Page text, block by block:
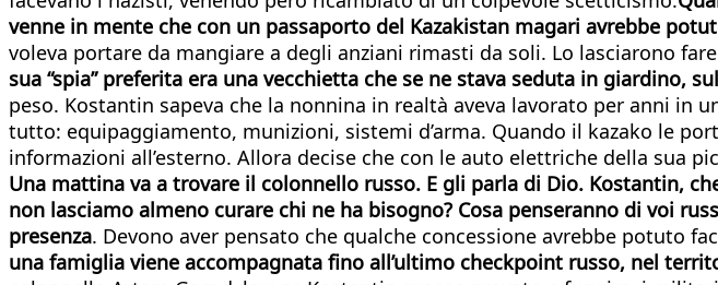
venne in mente che con un passaporto del Kazakistan magari avrebbe
voleva portare da mangiare a degli anziani rimasti da soli. Lo lasciarono
sua “spia” preferita era una vecchietta che se ne stava seduta in giardino,
peso. Kostantin sapeva che la nonnina in realtà aveva lavorato per anni in
tutto: equipaggiamento, munizioni, sistemi d’arma. Quando il kazako le
informazioni all’esterno. Allora decise che con le auto elettriche della sua
Una mattina va a trovare il colonnello russo. E gli parla di Dio. Kostantin,
non lasciamo almeno curare chi ne ha bisogno? Cosa penseranno di voi
presenza. Devono aver pensato che qualche concessione avrebbe potuto
una famiglia viene accompagnata fino all’ultimo checkpoint russo, nel